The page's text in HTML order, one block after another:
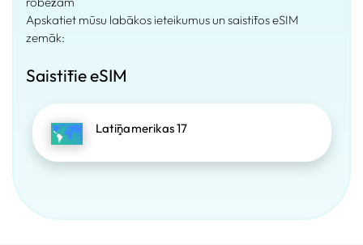
Apskatiet mūsu labākos ieteikumus un saistītos eSIM
zemāk:
Saistītie eSIM
Latīņamerikas 17